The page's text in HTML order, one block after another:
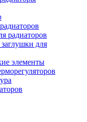
радиаторов
для
элементы